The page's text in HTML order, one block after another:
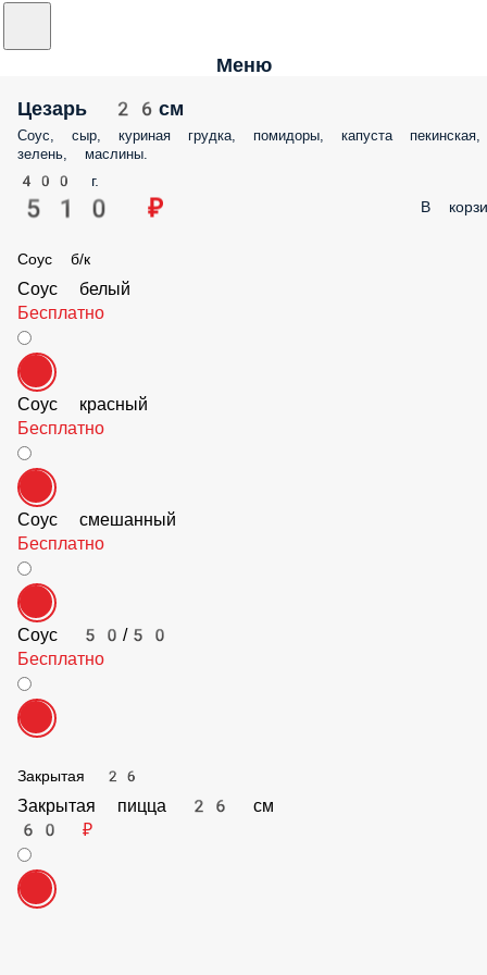
Меню
Цезарь 26см
Соус, сыр, куриная грудка, помидоры, капуста пекинская,
зелень, маслины.
400 г.
510 ₽ В
Соус б/к
Соус белый
Бесплатно
Соус красный
Бесплатно
Соус смешанный
Бесплатно
Соус 50/50
Бесплатно
Закрытая 26
Закрытая пицца 26 см
60 ₽